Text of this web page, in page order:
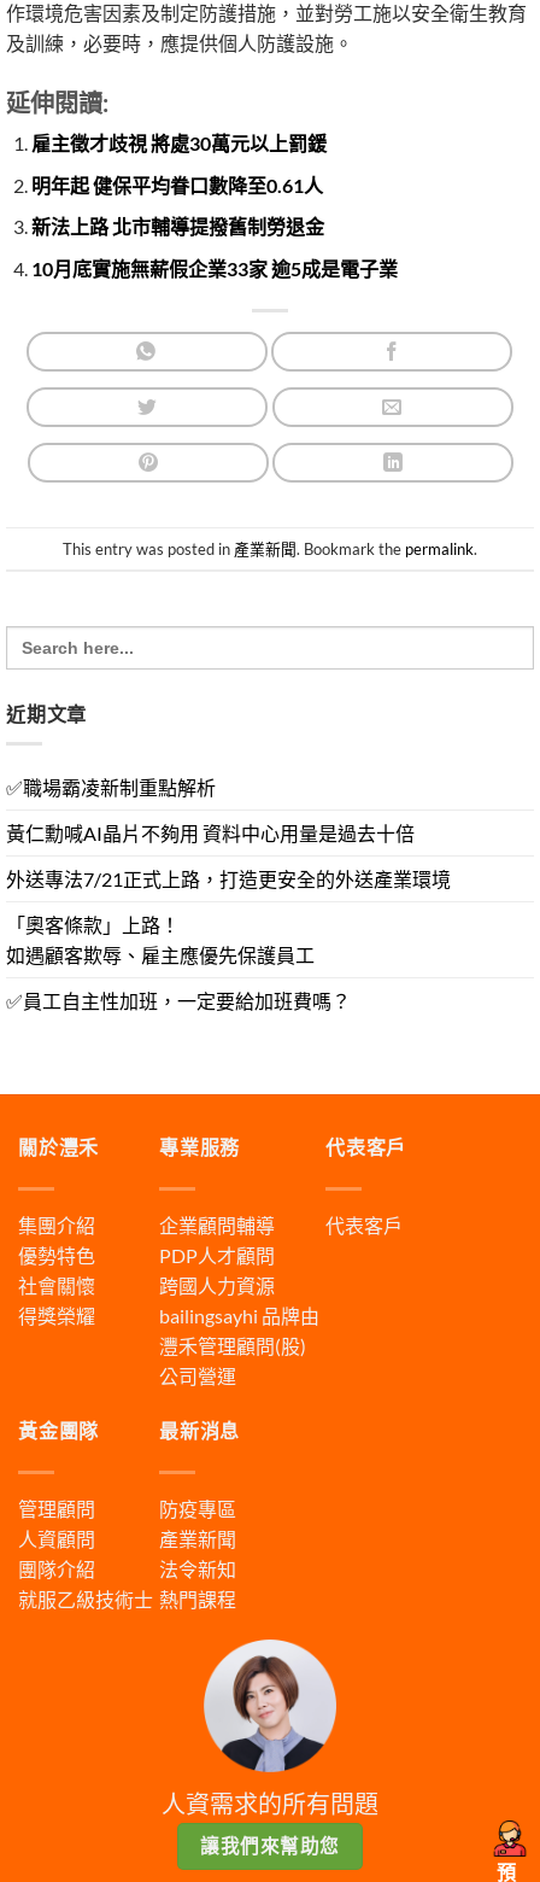
作環境危害因素及制定防護措施，並對勞工施以安全衛生教育
及訓練，必要時，應提供個人防護設施。
延伸閱讀:
雇主徵才歧視 將處30萬元以上罰鍰
明年起 健保平均眷口數降至0.61人
新法上路 北市輔導提撥舊制勞退金
10月底實施無薪假企業33家 逾5成是電子業
This entry was posted in 產業新聞. Bookmark the permalink.
Search
for:
近期文章
✅職場霸凌新制重點解析
黃仁勳喊AI晶片不夠用 資料中心用量是過去十倍
外送專法7/21正式上路，打造更安全的外送產業環境
「奧客條款」上路！
如遇顧客欺辱、雇主應優先保護員工
✅員工自主性加班，一定要給加班費嗎？
關於灃禾
集團介紹
優勢特色
社會關懷
得獎榮耀
專業服務
企業顧問輔導
PDP人才顧問
跨國人力資源
bailingsayhi 品牌由
灃禾管理顧問(股)
公司營運
代表客戶
代表客戶
黃金團隊
管理顧問
人資顧問
團隊介紹
就服乙級技術士
最新消息
防疫專區
產業新聞
法令新知
熱門課程
人資需求的所有問題
讓我們來幫助您
預